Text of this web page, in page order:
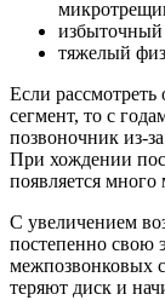
избыточный
тяжелый
Если
сегмент, то с
позвоночник из-
При хождении
появляется
С увеличением
постепенно свою
межпозвонковых
теряют диск и